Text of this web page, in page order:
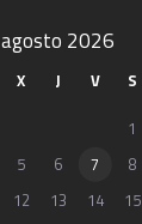
agosto 2026
X J V S
1
5 6 7 8
12 13 14 15